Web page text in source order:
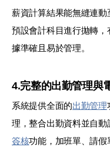
薪資計算結果能無縫連
預設會計科目進行拋轉
據準確且易於管理。
4.完整的出勤管理與
系統提供全面的出勤管理
理，整合出勤資料並自
簽核功能，加班單、請假